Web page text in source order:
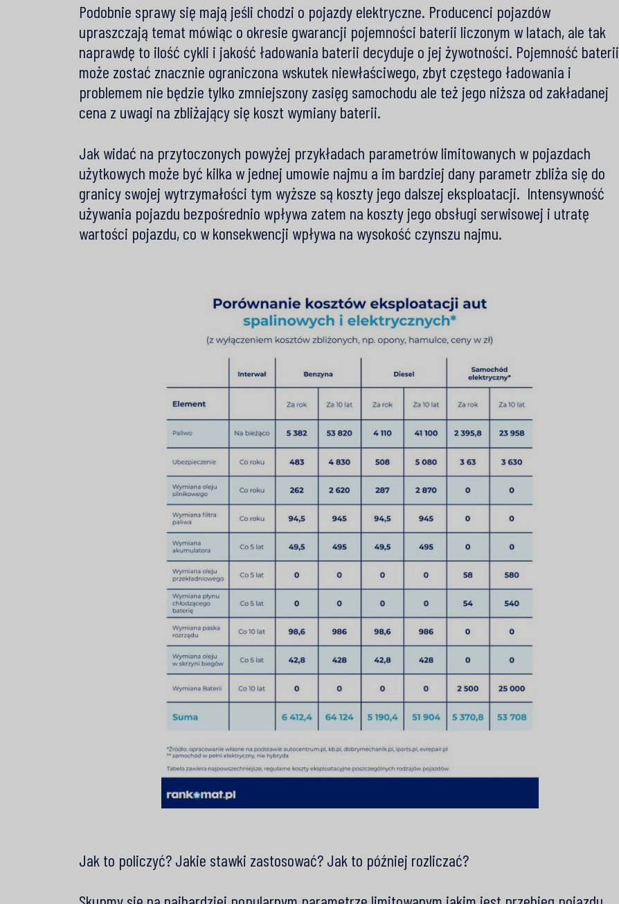
Podobnie sprawy się mają jeśli chodzi o pojazdy elektryczne. Producenci pojazdów
upraszczają temat mówiąc o okresie gwarancji pojemności baterii liczonym w latach, ale tak
naprawdę to ilość cykli i jakość ładowania baterii decyduje o jej żywotności. Pojemność baterii
może zostać znacznie ograniczona wskutek niewłaściwego, zbyt częstego ładowania i
problemem nie będzie tylko zmniejszony zasięg samochodu ale też jego niższa od zakładanej
cena z uwagi na zbliżający się koszt wymiany baterii.
Jak widać na przytoczonych powyżej przykładach parametrów limitowanych w pojazdach
użytkowych może być kilka w jednej umowie najmu a im bardziej dany parametr zbliża się do
granicy swojej wytrzymałości tym wyższe są koszty jego dalszej eksploatacji. Intensywność
używania pojazdu bezpośrednio wpływa zatem na koszty jego obsługi serwisowej i utratę
wartości pojazdu, co w konsekwencji wpływa na wysokość czynszu najmu.
Jak to policzyć? Jakie stawki zastosować? Jak to później rozliczać?